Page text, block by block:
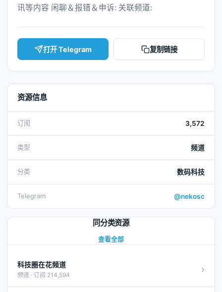
讯等内容 闲聊＆报错＆申诉: 关联频道:
打开 Telegram 复制链接
资源信息
订阅 3,572
类型 频道
分类 数码科技
Telegram @nekosc
同分类资源
查看全部
科技圈在花频道
频道 · 订阅 214,594 ›